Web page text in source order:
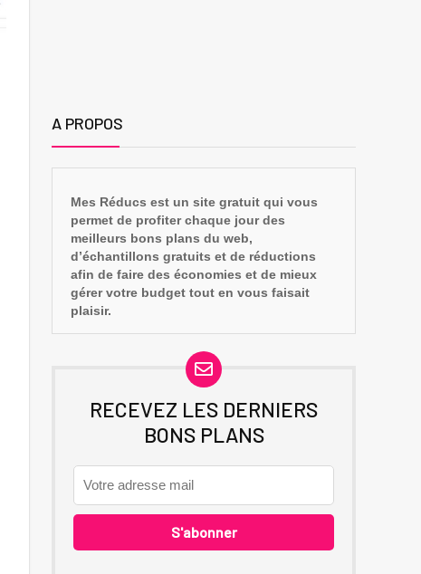
A PROPOS
Mes Réducs est un site gratuit qui vous
permet de profiter chaque jour des
meilleurs bons plans du web,
d’échantillons gratuits et de réductions
afin de faire des économies et de mieux
gérer votre budget tout en vous faisait
plaisir.
RECEVEZ LES DERNIERS
BONS PLANS